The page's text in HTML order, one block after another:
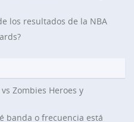
los resultados de la NBA
Zombies Heroes y
banda o frecuencia está